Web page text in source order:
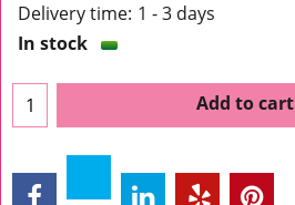
Delivery time: 1 - 3 days
In stock
Add to cart